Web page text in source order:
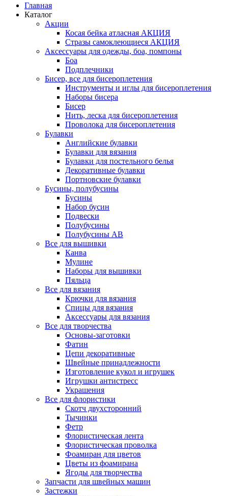
Главная
Каталог
Акции
Косая бейка атласная АКЦИЯ
Стразы самоклеющиеся АКЦИЯ
Аксессуары для одежды, боа, помпоны
Боа
Подплечники
Бисер, все для бисероплетения
Инструменты и иглы для бисероплетения
Наборы бисера
Бисер
Нить, леска для бисероплетения
Проволока для бисероплетения
Булавки
Английские булавки
Булавки для вязания
Булавки для постельного белья
Декоративные булавки
Портновские булавки
Бусины, полубусины
Бусины
Набор бусин
Подвески
Полубусины
Полубусины AB
Все для вышивки
Канва
Мулине
Наборы для вышивки
Пяльца
Все для вязания
Крючки для вязания
Спицы для вязания
Аксессуары для вязания
Все для творчества
Основы-заготовки
Фатин
Цепи декоративные
Швейные принадлежности
Изготовление кукол и игрушек
Игрушки антистресс
Украшения
Все для флористики
Скотч двухсторонний
Тычинки
Фетр
Флористическая лента
Флористическая проволка
Фоамиран для цветов
Цветы из фоамирана
Ягоды для творчества
Запчасти для швейных машин
Застежки